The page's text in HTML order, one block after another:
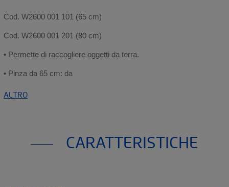
Cod. W2600 001 101 (65 cm)
Cod. W2600 001 201 (80 cm)
• Permette di raccogliere oggetti da terra.
• Pinza da 65 cm: da
ALTRO
CARATTERISTICHE